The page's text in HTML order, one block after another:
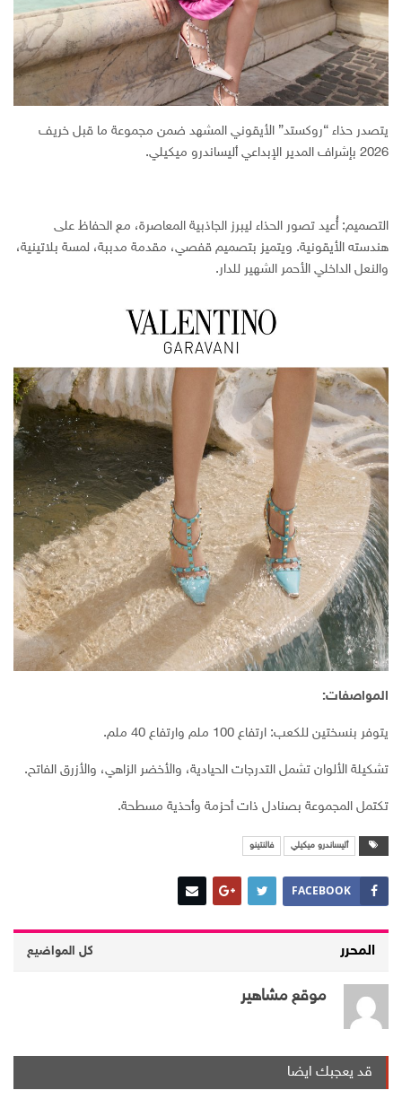
يتصدر حذاء “روكستد” الأيقوني المشهد ضمن مجموعة ما قبل خريف
2026 بإشراف المدير الإبداعي أليساندرو ميكيلي.
التصميم: أُعيد تصور الحذاء ليبرز الجاذبية المعاصرة، مع الحفاظ على
هندسته الأيقونية. ويتميز بتصميم قفصي، مقدمة مدببة، لمسة بلاتينية،
والنعل الداخلي الأحمر الشهير للدار.
المواصفات:
يتوفر بنسختين للكعب: ارتفاع 100 ملم وارتفاع 40 ملم.
تشكيلة الألوان تشمل التدرجات الحيادية، والأخضر الزاهي، والأزرق الفاتح.
تكتمل المجموعة بصنادل ذات أحزمة وأحذية مسطحة.
أليساندرو ميكيلي فالنتينو
FACEBOOK
المحرر كل المواضيع
موقع مشاهير
قد يعجبك ايضا